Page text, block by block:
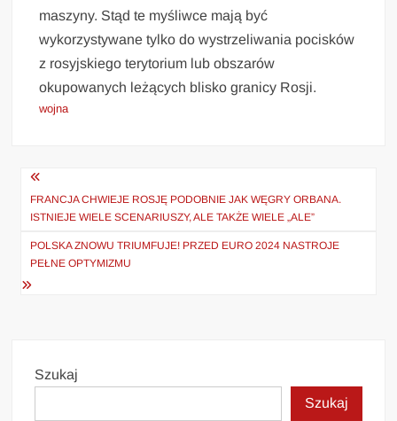
maszyny. Stąd te myśliwce mają być
wykorzystywane tylko do wystrzeliwania pocisków
z rosyjskiego terytorium lub obszarów
okupowanych leżących blisko granicy Rosji.
wojna
Nawigacja
wpisu
FRANCJA CHWIEJE ROSJĘ PODOBNIE JAK WĘGRY ORBANA.
ISTNIEJE WIELE SCENARIUSZY, ALE TAKŻE WIELE „ALE”
POLSKA ZNOWU TRIUMFUJE! PRZED EURO 2024 NASTROJE
PEŁNE OPTYMIZMU
Szukaj
Szukaj